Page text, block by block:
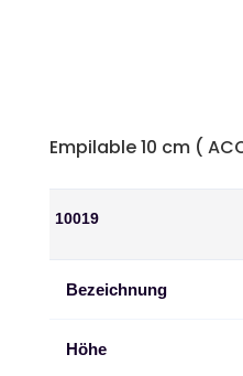
Empilable 10 cm (
10019
Bezeichnung
Höhe